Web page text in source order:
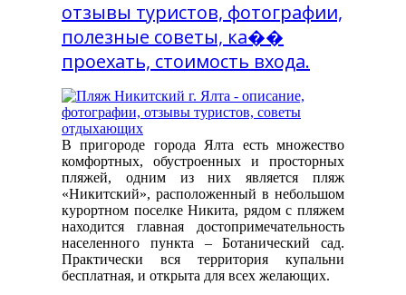
отзывы туристов, фотографии,
полезные советы, ка��
проехать, стоимость входа.
В пригороде города Ялта есть множество
комфортных, обустроенных и просторных
пляжей, одним из них является пляж
«Никитский», расположенный в небольшом
курортном поселке Никита, рядом с пляжем
находится главная достопримечательность
населенного пункта – Ботанический сад.
Практически вся территория купальни
бесплатная, и открыта для всех желающих.